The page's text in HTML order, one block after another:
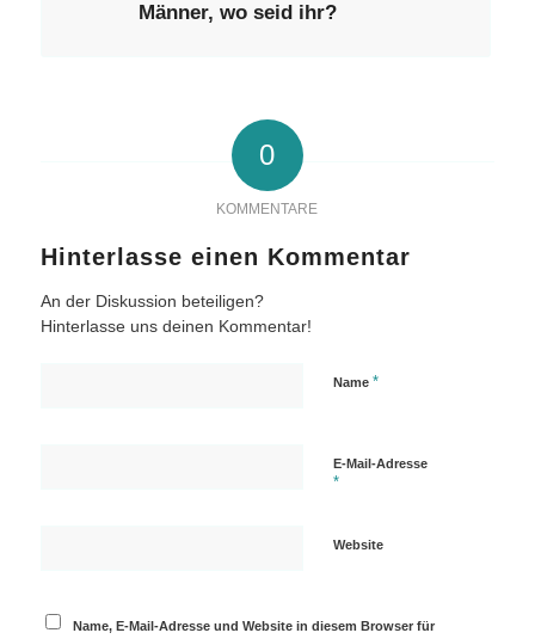
Männer, wo seid ihr?
0
KOMMENTARE
Hinterlasse einen Kommentar
An der Diskussion beteiligen?
Hinterlasse uns deinen Kommentar!
Name *
E-Mail-Adresse
*
Website
Name, E-Mail-Adresse und Website in diesem Browser für